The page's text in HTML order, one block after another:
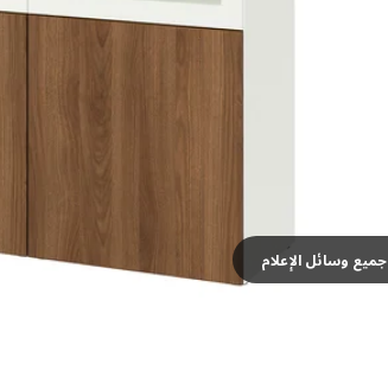
جميع وسائل الإعلام